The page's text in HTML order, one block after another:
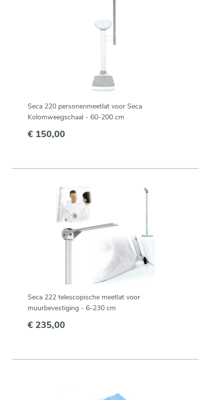
Seca 220 personenmeetlat voor Seca
Kolomweegschaal - 60-200 cm
€ 150,00
Seca 222 telescopische meetlat voor
muurbevestiging - 6-230 cm
€ 235,00